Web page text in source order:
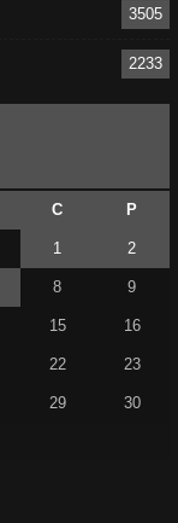
3505
2233
C P
1 2
8 9
15 16
22 23
29 30